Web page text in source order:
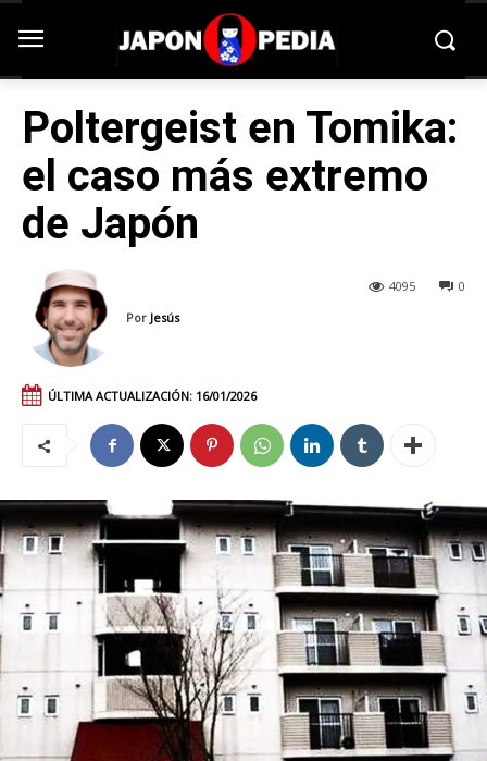
Poltergeist en Tomika:
el caso más extremo
de Japón
0
4095
Por Jesús
ÚLTIMA ACTUALIZACIÓN: 16/01/2026